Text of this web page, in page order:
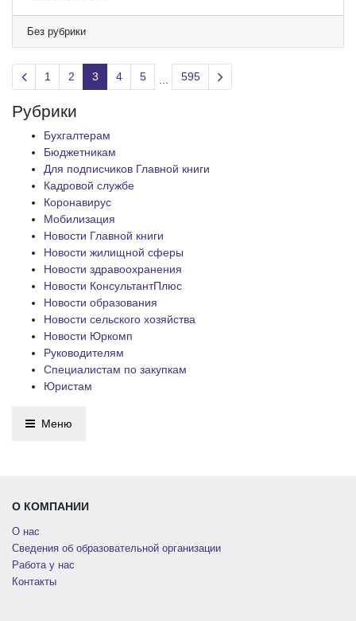
Без рубрики
Previous page
1 2 3 4 5 ... 595 Next page
Рубрики
Бухгалтерам
Бюджетникам
Для подписчиков Главной книги
Кадровой службе
Коронавирус
Мобилизация
Новости Главной книги
Новости жилищной сферы
Новости здравоохранения
Новости КонсультантПлюс
Новости образования
Новости сельского хозяйства
Новости Юркомп
Руководителям
Специалистам по закупкам
Юристам
Меню
О КОМПАНИИ
О нас
Сведения об образовательной организации
Работа у нас
Контакты